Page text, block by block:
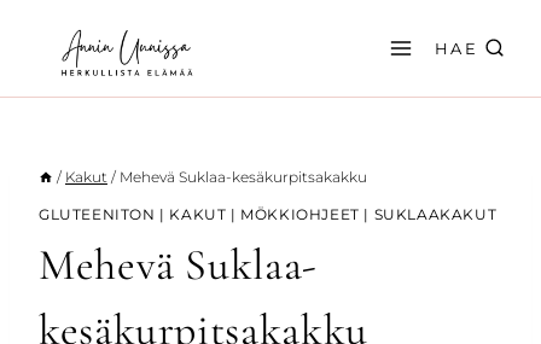
sisältöön
HAE
/ Kakut / Mehevä Suklaa-kesäkurpitsakakku
GLUTEENITON | KAKUT | MÖKKIOHJEET | SUKLAAKAKUT
Mehevä Suklaa-
kesäkurpitsakakku